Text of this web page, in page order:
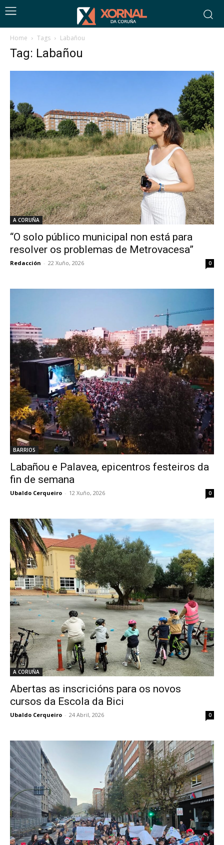
Home Tags Labañou
Tag: Labañou
A CORUÑA
“O solo público municipal non está para
resolver os problemas de Metrovacesa”
Redacción - 22 Xuño, 2026 0
BARRIOS
Labañou e Palavea, epicentros festeiros da
fin de semana
Ubaldo Cerqueiro - 12 Xuño, 2026 0
A CORUÑA
Abertas as inscricións para os novos
cursos da Escola da Bici
Ubaldo Cerqueiro - 24 Abril, 2026 0